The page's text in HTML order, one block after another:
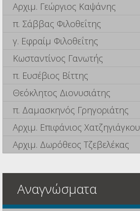
Αρχιμ. Γεώργιος Καψάνης
π. Σάββας Φιλοθεΐτης
γ. Εφραίμ Φιλοθεΐτης
Κωσταντίνος Γανωτής
π. Ευσέβιος Βίττης
Θεόκλητος Διονυσιάτης
π. Δαμασκηνός Γρηγοριάτης
Αρχιμ. Επιφάνιος Χατζηγιάγκου
Αρχιμ. Δωρόθεος Τζεβελέκας
Αναγνώσματα